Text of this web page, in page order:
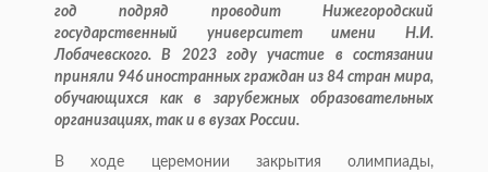
год подряд проводит Нижегородский
государственный университет имени Н.И.
Лобачевского. В 2023 году участие в состязании
приняли 946 иностранных граждан из 84 стран мира,
обучающихся как в зарубежных образовательных
организациях, так и в вузах России.
В ходе церемонии закрытия олимпиады,